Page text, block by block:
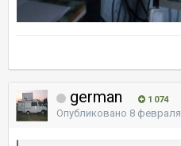
german 1 074
Опубликовано 8 февраля